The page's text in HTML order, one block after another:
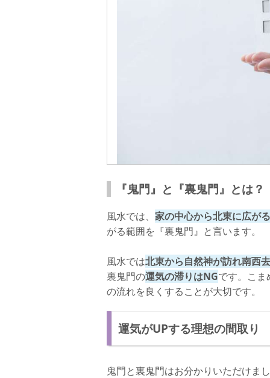
『鬼門』と『裏鬼門』とは？
風水では、 家の中心から北東に広が
がる範囲を『裏鬼門』と言います。
風水では北東から自然神が訪れ南西
裏鬼門の運気の滞りはNGです。こ
の流れを良くすることが大切です。
運気がUPする理想の間取り
鬼門と裏鬼門はお分かりいただけま